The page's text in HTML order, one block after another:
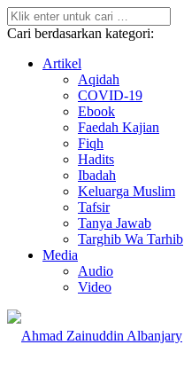
Cari berdasarkan kategori:
Artikel
Aqidah
COVID-19
Ebook
Faedah Kajian
Fiqh
Hadits
Ibadah
Keluarga Muslim
Tafsir
Tanya Jawab
Targhib Wa Tarhib
Media
Audio
Video